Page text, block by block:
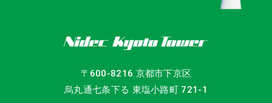
〒600-8216 京都市下京区
烏丸通七条下る 東塩小路町 721-1